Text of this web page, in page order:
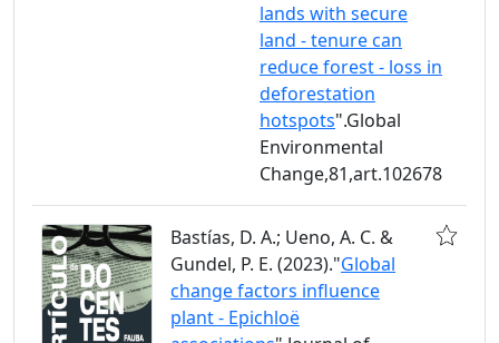
lands with secure
land - tenure can
reduce forest - loss in
deforestation
hotspots".Global
Environmental
Change,81,art.102678
Bastías, D. A.; Ueno, A. C. &
Gundel, P. E. (2023)."Global
change factors influence
plant - Epichloë